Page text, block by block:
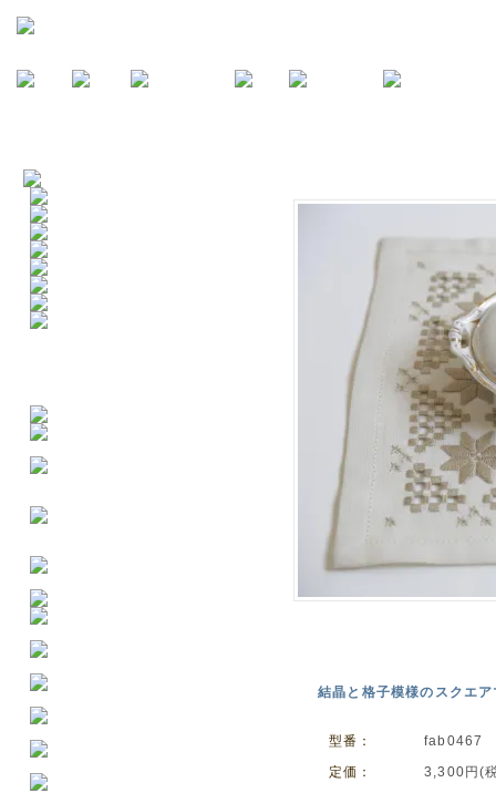
結晶と格子模様のスクエ
型番：
fab0467
定価：
3,300円(